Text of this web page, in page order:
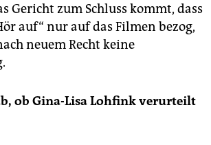
Gericht zum Schluss kommt, dass
auf“ nur auf das Filmen bezog,
neuem Recht keine
ob Gina-Lisa Lohfink verurteilt